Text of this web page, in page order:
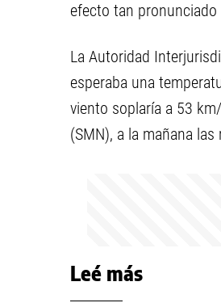
efecto tan pronunciado
La Autoridad
esperaba una
viento soplaría a 53
(SMN), a la mañana
Leé más